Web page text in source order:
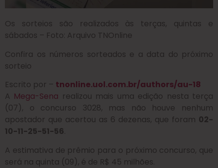
Os sorteios são realizados às terças, quintas e
sábados – Foto: Arquivo TNOnline
Confira os números sorteados e a data do próximo
sorteio
Escrito por – tnonline.uol.com.br/authors/au-18
A Mega-Sena realizou mais uma edição nesta terça
(07), o concurso 3028, mas não houve nenhum
apostador que acertou as 6 dezenas, que foram 02-
10-11-25-51-56.
A estimativa de prêmio para o próximo concurso, que
será na quinta (09), é de R$ 45 milhões.